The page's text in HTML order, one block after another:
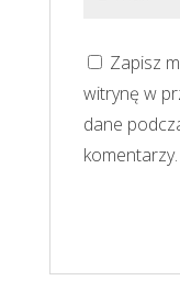
Zapisz
witrynę w
dane
komentarzy.